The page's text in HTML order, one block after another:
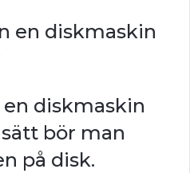
en diskmaskin
diskmaskin
bör man
på disk.